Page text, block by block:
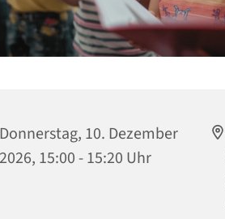
Donnerstag, 10. Dezember
2026, 15:00 - 15:20 Uhr